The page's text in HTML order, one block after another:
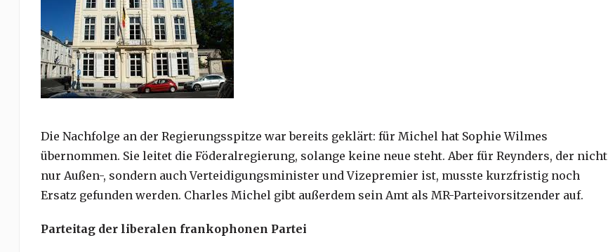
Die Nachfolge an der Regierungsspitze war bereits geklärt: für Michel hat Sophie Wilmes
übernommen. Sie leitet die Föderalregierung, solange keine neue steht. Aber für Reynders, der nicht
nur Außen-, sondern auch Verteidigungsminister und Vizepremier ist, musste kurzfristig noch
Ersatz gefunden werden. Charles Michel gibt außerdem sein Amt als MR-Parteivorsitzender auf.
Parteitag der liberalen frankophonen Partei